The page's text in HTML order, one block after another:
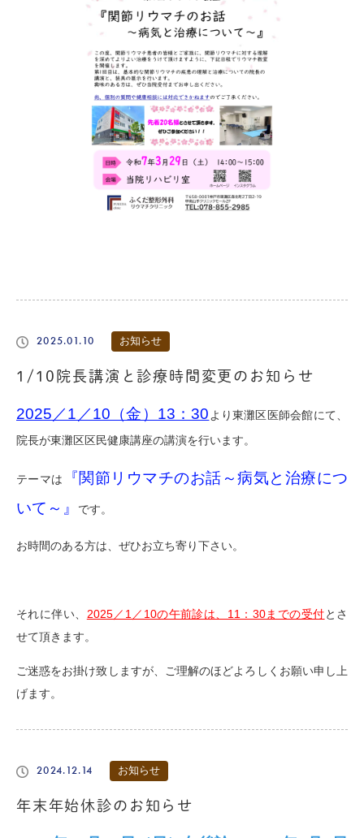
2025.01.10 お知らせ
1/10院長講演と診療時間変更のお知らせ
2025／1／10（金）13：30より東灘区医師会館にて、
院長が東灘区区民健康講座の講演を行います。
テーマは
『関節リウマチのお話～病気と治療につ
いて～』
です。
お時間のある方は、ぜひお立ち寄り下さい。
それに伴い、 2025／1／10の午前診は、11：30までの受付とさ
せて頂きます。
ご迷惑をお掛け致しますが、ご理解のほどよろしくお願い申し上
げます。
2024.12.14 お知らせ
年末年始休診のお知らせ